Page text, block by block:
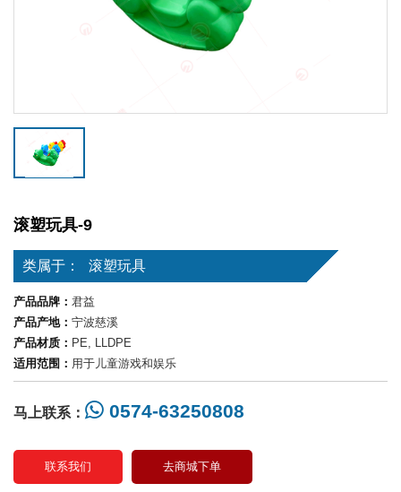
滚塑玩具-9
类属于： 滚塑玩具
产品品牌： 君益
产品产地： 宁波慈溪
产品材质： PE, LLDPE
适用范围： 用于儿童游戏和娱乐
马上联系： 0574-63250808
联系我们 去商城下单